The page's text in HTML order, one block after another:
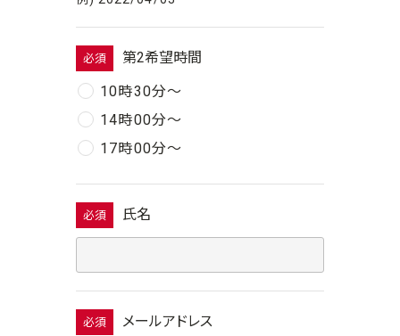
必須
第2希望時間
10時30分〜
14時00分〜
17時00分〜
必須 氏名
必須 メールアドレス